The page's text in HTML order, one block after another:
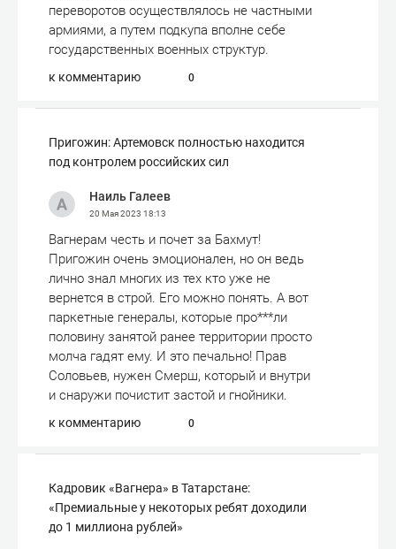
переворотов осуществлялось не частными
армиями, а путем подкупа вполне себе
государственных военных структур.
к комментарию 0
Пригожин: Артемовск полностью находится
под контролем российских сил
Наиль Галеев
20 Мая 2023 18:13
Вагнерам честь и почет за Бахмут!
Пригожин очень эмоционален, но он ведь
лично знал многих из тех кто уже не
вернется в строй. Его можно понять. А вот
паркетные генералы, которые про***ли
половину занятой ранее территории просто
молча гадят ему. И это печально! Прав
Соловьев, нужен Смерш, который и внутри
и снаружи почистит застой и гнойники.
к комментарию 0
Кадровик «Вагнера» в Татарстане:
«Премиальные у некоторых ребят доходили
до 1 миллиона рублей»